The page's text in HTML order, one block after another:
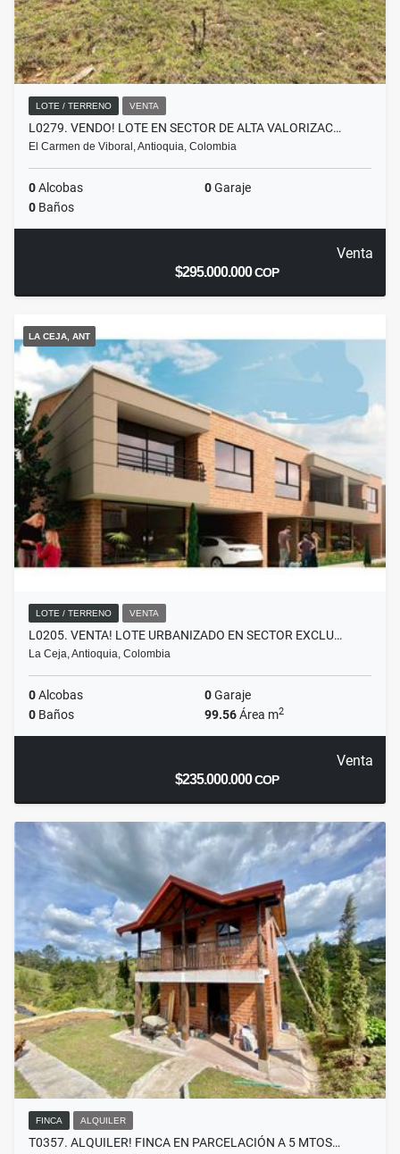
LOTE / TERRENO VENTA
L0279. VENDO! LOTE EN SECTOR DE ALTA VALORIZAC…
El Carmen de Viboral, Antioquia, Colombia
0Alcobas 0Garaje
0 Baños
Venta
$295.000.000COP
LA CEJA, ANT
LOTE / TERRENO VENTA
L0205. VENTA! LOTE URBANIZADO EN SECTOR EXCLU…
La Ceja, Antioquia, Colombia
0Alcobas 0Garaje
0 Baños 99.56Área m2
Venta
$235.000.000COP
FINCA ALQUILER
T0357. ALQUILER! FINCA EN PARCELACIÓN A 5 MTOS…